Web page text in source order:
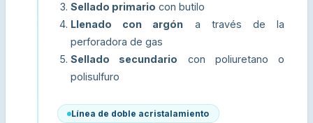
Sellado primario con butilo
Llenado con argón a través de la
perforadora de gas
Sellado secundario con poliuretano o
polisulfuro
Línea de doble acristalamiento